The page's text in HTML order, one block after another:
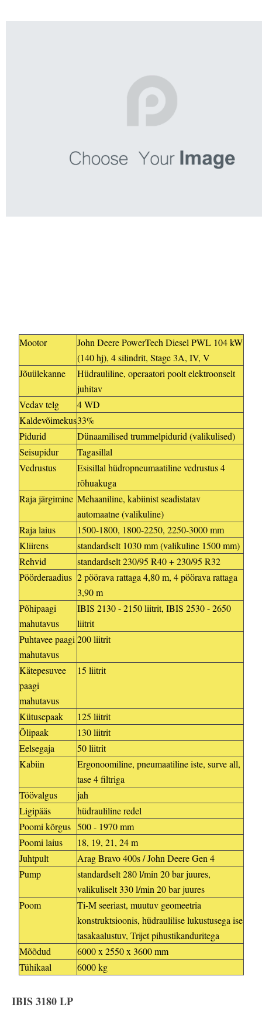
Mootor
John Deere PowerTech Diesel PWL 104 kW
(140 hj), 4 silindrit, Stage 3A, IV, V
Jõuülekanne
Hüdrauliline, operaatori poolt elektroonselt
juhitav
Vedav telg
4 WD
Kaldevõimekus33%
Pidurid
Dünaamilised trummelpidurid (valikulised)
Seisupidur
Tagasillal
Vedrustus
Esisillal hüdropneumaatiline vedrustus 4
rõhuakuga
Raja järgimine Mehaaniline, kabiinist seadistatav
automaatne (valikuline)
Raja laius
1500-1800, 1800-2250, 2250-3000 mm
Kliirens
standardselt 1030 mm (valikuline 1500 mm)
Rehvid
standardselt 230/95 R40 + 230/95 R32
Pöörderaadius 2 pöörava rattaga 4,80 m, 4 pöörava rattaga
3,90 m
Põhipaagi
mahutavus
IBIS 2130 - 2150 liitrit, IBIS 2530 - 2650
liitrit
Puhtavee paagi
mahutavus
200 liitrit
Kätepesuvee
paagi
mahutavus
15 liitrit
Kütusepaak
125 liitrit
Õlipaak
130 liitrit
Eelsegaja
50 liitrit
Kabiin
Ergonoomiline, pneumaatiline iste, surve all,
tase 4 filtriga
Töövalgus
jah
Ligipääs
hüdrauliline redel
Poomi kõrgus 500 - 1970 mm
Poomi laius
18, 19, 21, 24 m
Juhtpult
Arag Bravo 400s / John Deere Gen 4
Pump
standardselt 280 l/min 20 bar juures,
valikuliselt 330 l/min 20 bar juures
Poom
Ti-M seeriast, muutuv geomeetria
konstruktsioonis, hüdraulilise lukustusega ise
tasakaalustuv, Trijet pihustikanduritega
Mõõdud
6000 x 2550 x 3600 mm
Tühikaal
6000 kg
IBIS 3180 LP